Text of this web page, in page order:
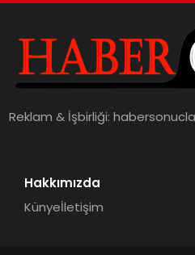
Reklam & İşbirliği:
Hakkımızda
Künyeİletişim